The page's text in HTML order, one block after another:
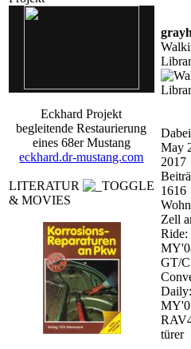
Eckhard Projekt
begleitende Restaurierung
eines 68er Mustang
eckhard.dr-mustang.com
LITERATUR
& MOVIES
May
2017
1616
Zell
Ride:
GT/
türer